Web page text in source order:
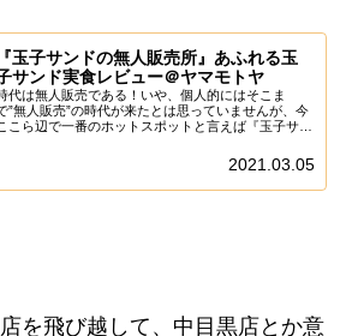
『玉子サンドの無人販売所』あふれる玉
サンド実食レビュー＠ヤマモトヤ
代は無人販売である！いや、個人的にはそこま
”無人販売”の時代が来たとは思っていませんが、今
こら辺で一番のホットスポットと言えば『玉子サン
す。で、なんかメチャメチャ人気が出て来たので、い
2021.03.05
を飛び越して、中目黒店とか意